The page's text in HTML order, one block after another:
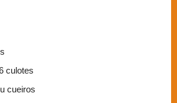
culotes
cueiros